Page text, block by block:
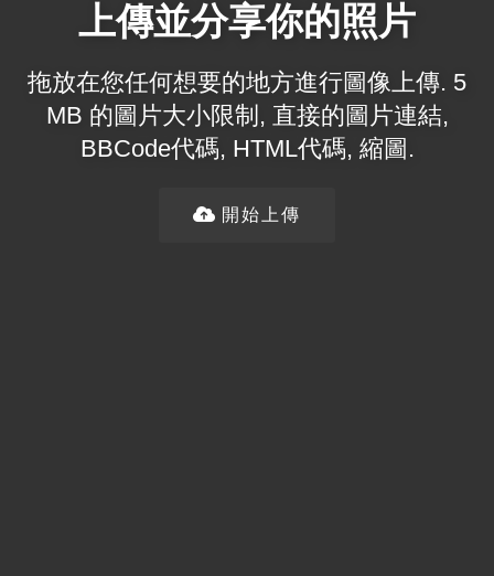
上傳並分享你的照片
拖放在您任何想要的地方進行圖像上傳. 5
MB 的圖片大小限制, 直接的圖片連結,
BBCode代碼, HTML代碼, 縮圖.
開始上傳